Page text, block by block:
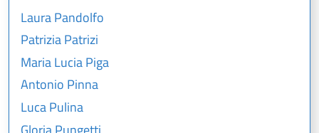
Laura Pandolfo
Patrizia Patrizi
Maria Lucia Piga
Antonio Pinna
Luca Pulina